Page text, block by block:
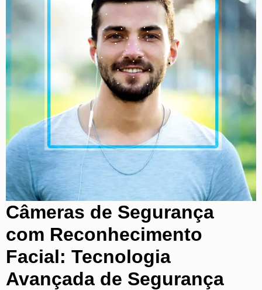
Câmeras de Segurança
com Reconhecimento
Facial: Tecnologia
Avançada de Segurança